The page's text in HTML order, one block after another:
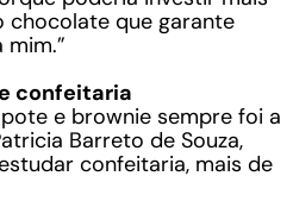
chocolate que garante
confeitaria
e brownie sempre foi a
Barreto de Souza,
confeitaria, mais de